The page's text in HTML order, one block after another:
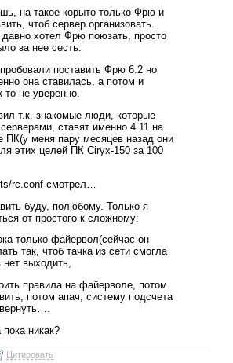
на такое корыто только Фрю и
чтоб сервер организовать.
хотел Фрю поюзать, просто
за нее сесть.
поставить Фрю 6.2 но
она ставилась, а потом и
то не уверенно.
т.к. знакомые люди, которые
ставят именно 4.11 на
ПК(у меня пару месяцев назад они
этих целей ПК Ciryx-150 за 100
rc.conf смотрел…
буду, полюбому. Только я
от простого к сложному:
только файервол(сейчас он
так, чтоб тачка из сети смогла
выходить,
правила на файерволе, потом
потом апач, систему подсчета
никак?
Цитировать